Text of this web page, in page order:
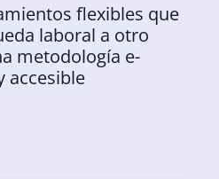
flexibles que
laboral a otro
metodología e-
accesible